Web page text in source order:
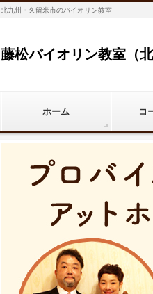
北九州・久留米市のバイオリン教室
藤松バイオリン教室（
ホーム コ